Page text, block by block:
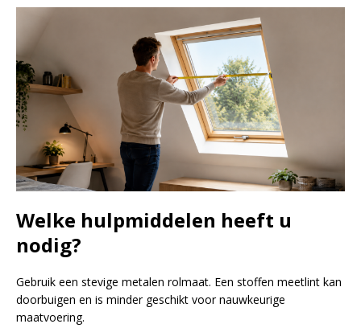
Welke hulpmiddelen heeft u
nodig?
Gebruik een stevige metalen rolmaat. Een stoffen meetlint kan
doorbuigen en is minder geschikt voor nauwkeurige
maatvoering.